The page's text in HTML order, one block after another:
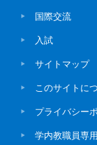
国際交流
入試
サイトマップ
このサイトに
プライバシー
学内教職員専